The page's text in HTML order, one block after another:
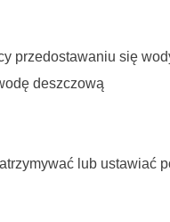
przedostawaniu się
deszczową
lub ustawiać